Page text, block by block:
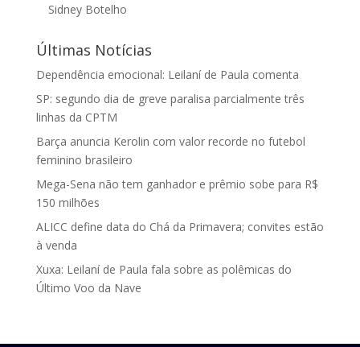
Sidney Botelho
Últimas Notícias
Dependência emocional: Leilaní de Paula comenta
SP: segundo dia de greve paralisa parcialmente três
linhas da CPTM
Barça anuncia Kerolin com valor recorde no futebol
feminino brasileiro
Mega-Sena não tem ganhador e prêmio sobe para R$
150 milhões
ALICC define data do Chá da Primavera; convites estão
à venda
Xuxa: Leilaní de Paula fala sobre as polêmicas do
Último Voo da Nave